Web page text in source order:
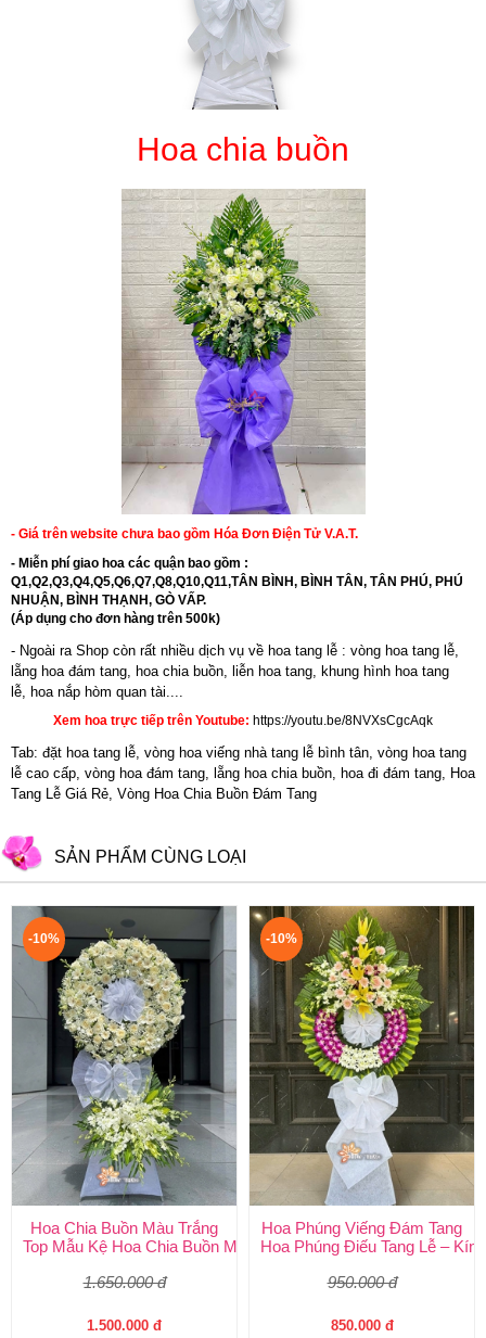
Hoa chia buồn
- Giá trên website chưa bao gồm Hóa Đơn Điện Tử V.A.T.
- Miễn phí giao hoa các quận bao gồm :
Q1,Q2,Q3,Q4,Q5,Q6,Q7,Q8,Q10,Q11,TÂN BÌNH, BÌNH TÂN, TÂN PHÚ, PHÚ
NHUẬN, BÌNH THẠNH, GÒ VẤP.
(Áp dụng cho đơn hàng trên 500k)
- Ngoài ra Shop còn rất nhiều dịch vụ về hoa tang lễ : vòng hoa tang lễ,
lẵng hoa đám tang, hoa chia buồn,
liễn hoa tang
khung hình hoa tang
lễ
hoa nắp hòm quan tài....
Xem hoa trực tiếp trên Youtube: https://youtu.be/8NVXsCgcAqk
Tab: đặt hoa tang lễ, vòng hoa viếng nhà tang lễ bình tân, vòng hoa tang
lễ cao cấp, vòng hoa đám tang, lẵng hoa chia buồn, hoa đi đám tang, Hoa
Tang Lễ Giá Rẻ, Vòng Hoa Chia Buồn Đám Tang
SẢN PHẨM CÙNG LOẠI
-10%
Hoa Chia Buồn Màu Trắng
Top Mẫu Kệ Hoa Chia Buồn Màu Trắng Được Chọn Nhiều Nhất
1.650.000 đ
1.500.000 đ
-10%
Hoa Phúng Viếng Đám Tang
Hoa Phúng Điếu Tang Lễ –
950.000 đ
850.000 đ